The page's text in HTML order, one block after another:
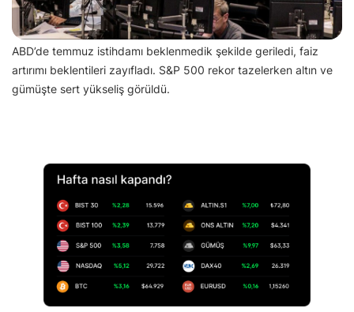
ABD’de temmuz istihdamı beklenmedik şekilde geriledi, faiz
artırımı beklentileri zayıfladı. S&P 500 rekor tazelerken altın ve
gümüşte sert yükseliş görüldü.